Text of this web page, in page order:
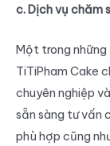
c. Dịch vụ chăm
Một trong những
TiTiPham Cake
chuyên nghiệp
sẵn sàng tư vấn
phù hợp cũng